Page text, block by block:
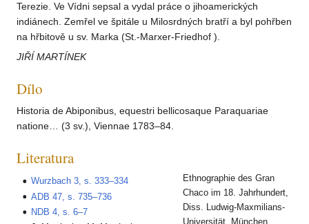
Terezie. Ve Vídni sepsal a vydal práce o jihoamerických
indiánech. Zemřel ve špitále u Milosrdných bratří a byl pohřben
na hřbitově u sv. Marka (St.-Marxer-Friedhof ).
JIŘÍ MARTÍNEK
Dílo
Historia de Abiponibus, equestri bellicosaque Paraquariae
natione… (3 sv.), Viennae 1783–84.
Literatura
Wurzbach 3, s. 333–334
ADB 47, s. 735–736
NDB 4, s. 6–7
Ethnographie des Gran
Chaco im 18. Jahrhundert,
Diss. Ludwig-Maxmilians-
Universität, München